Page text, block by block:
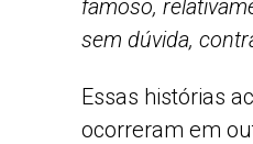
famoso,
sem dúvida,
Essas histórias
ocorreram em